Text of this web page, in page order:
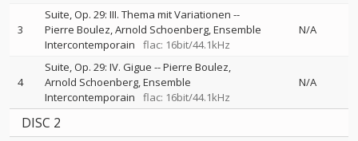
3
Suite, Op. 29: III. Thema mit Variationen --
Pierre Boulez Arnold Schoenberg Ensemble
Intercontemporain
flac: 16bit/44.1kHz
N/A
4
Suite, Op. 29: IV. Gigue --Pierre Boulez
Arnold Schoenberg Ensemble
Intercontemporain
flac: 16bit/44.1kHz
N/A
DISC 2